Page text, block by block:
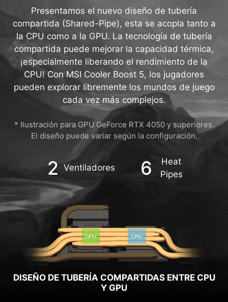
COMPARTIDA EN CPU Y GPU
Presentamos el nuevo diseño de tubería
compartida (Shared-Pipe), esta se acopla tanto a
la CPU como a la GPU. La tecnología de tubería
compartida puede mejorar la capacidad térmica,
¡especialmente liberando el rendimiento de la
CPU! Con MSI Cooler Boost 5, los jugadores
pueden explorar libremente los mundos de juego
cada vez más complejos.
* Ilustración para GPU GeForce RTX 4050 y superiores.
El diseño puede variar según la configuración.
2 Ventiladores